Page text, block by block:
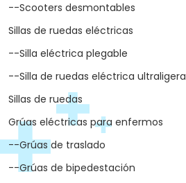
--Scooters desmontables
Sillas de ruedas eléctricas
--Silla eléctrica plegable
--Silla de ruedas eléctrica ultraligera
Sillas de ruedas
Grúas eléctricas para enfermos
--Grúas de traslado
--Grúas de bipedestación